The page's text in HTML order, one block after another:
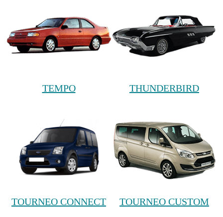
TEMPO THUNDERBIRD
TOURNEO CONNECT TOURNEO CUSTOM